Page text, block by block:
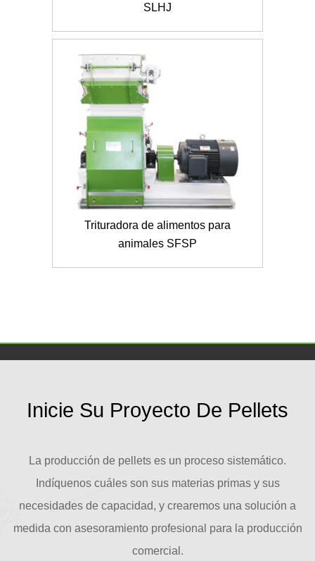
SLHJ
Trituradora de alimentos para
animales SFSP
Inicie Su Proyecto De Pellets
La producción de pellets es un proceso sistemático.
Indíquenos cuáles son sus materias primas y sus
necesidades de capacidad, y crearemos una solución a
medida con asesoramiento profesional para la producción
comercial.